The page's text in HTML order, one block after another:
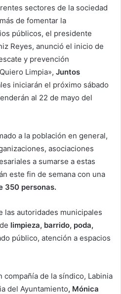
sectores de la sociedad
de fomentar la
públicos, el presidente
Reyes, anunció el inicio de
y prevención
Limpia», Juntos
iniciarán el próximo sábado
al 22 de mayo del
a la población en general,
asociaciones
a sumarse a estas
este fin de semana con una
350 personas.
las autoridades municipales
limpieza, barrido, poda,
público, atención a espacios
compañía de la síndico, Labinia
del Ayuntamiento, Mónica